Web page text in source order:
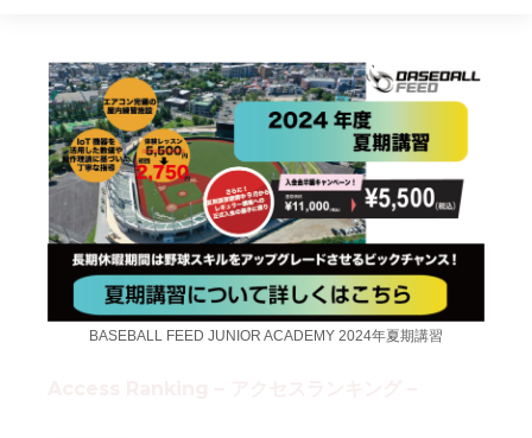
BASEBALL FEED JUNIOR ACADEMY 2024年夏期講習